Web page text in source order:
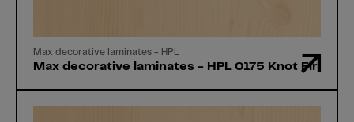
Max decorative laminates - HPL
Max decorative laminates - HPL 0175 Knot Fir